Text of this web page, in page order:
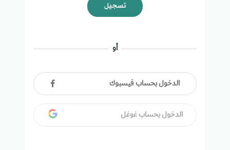
تسجيل
أو
الدخول بحساب فيسبوك
الدخول بحساب غوغل